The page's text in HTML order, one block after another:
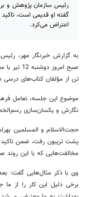
رئیس سازمان پژوهش و
گفته او قدیمی است،
اعتراض می‌کرد.
به گزارش خبرنگار مهر،
تن از مؤلفان کتاب‌های درسی
موضوع این جلسه، تعامل
نگارش و یکسان‌سازی
حجت‌الاسلام و المسلمین
پشت تریبون رفت، ضمن
مخالفت‌هایی که با این روند
وی با ذکر مثال‌هایی گفت:
برخی دلیل این کار را از